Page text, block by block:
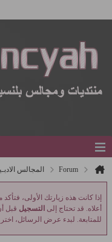
Forum المجالس
إذا كانت هذه زيارتك الأولى،
أعلاه. قد تحتاج إلى التسجيل قبل
للمتابعة. لبدء عرض الرسائل، اختر